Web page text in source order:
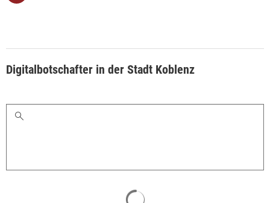
Digitalbotschafter in der Stadt Koblenz
Schlagworte